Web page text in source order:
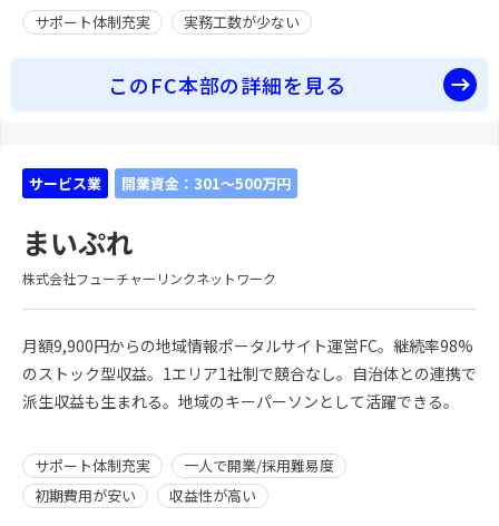
サポート体制充実 実務工数が少ない
このFC本部の詳細を見る
サービス業 開業資金：301～500万円
まいぷれ
株式会社フューチャーリンクネットワーク
月額9,900円からの地域情報ポータルサイト運営FC。継続率98%
のストック型収益。1エリア1社制で競合なし。自治体との連携で
派生収益も生まれる。地域のキーパーソンとして活躍できる。
サポート体制充実
一人で開業/採用難易度
初期費用が安い
収益性が高い